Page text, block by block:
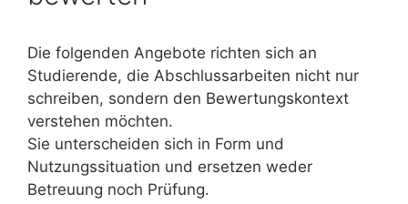
Die folgenden Angebote richten sich an
Studierende, die Abschlussarbeiten nicht nur
schreiben, sondern den Bewertungskontext
verstehen möchten.
Sie unterscheiden sich in Form und
Nutzungssituation und ersetzen weder
Betreuung noch Prüfung.